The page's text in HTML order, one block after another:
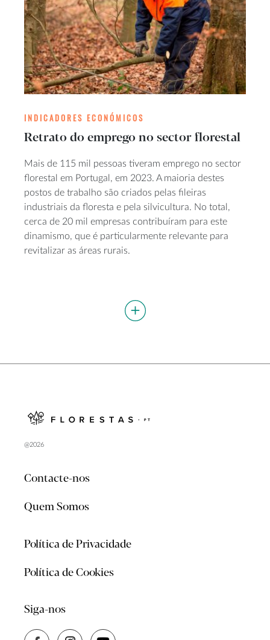
INDICADORES ECONÓMICOS
Retrato do emprego no sector florestal
Mais de 115 mil pessoas tiveram emprego no sector
florestal em Portugal, em 2023. A maioria destes
postos de trabalho são criados pelas fileiras
industriais da floresta e pela silvicultura. No total,
cerca de 20 mil empresas contribuíram para este
dinamismo, que é particularmente relevante para
revitalizar as áreas rurais.
@2026
Contacte-nos
Quem Somos
Política de Privacidade
Política de Cookies
Siga-nos